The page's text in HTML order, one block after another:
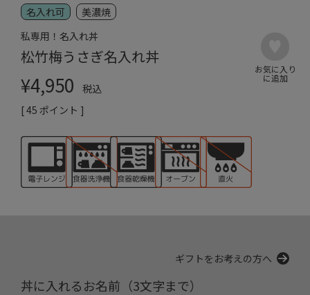
名入れ可
美濃焼
私専用！名入れ丼
松竹梅うさぎ名入れ丼
¥4,950
税込
[45 ポイント ]
ギフトをお考えの方へ
丼に入れるお名前（3文字まで）